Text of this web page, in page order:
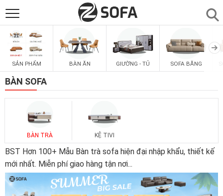
SẢN PHẨM
SOFAS
PHÒNG ĂN
PHÒNG NGỦ
PHÒNG KHÁCH
LIÊN HỆ
SẢN PHẨM BÀN ĂN GIƯỜNG - TỦ SOFA BĂNG
BÀN SOFA
BÀN TRÀ KỆ TIVI
BST Hơn 100+ Mẫu Bàn trà sofa hiện đại nhập khẩu, thiết kế
mới nhất. Miễn phí giao hàng tận nơi...